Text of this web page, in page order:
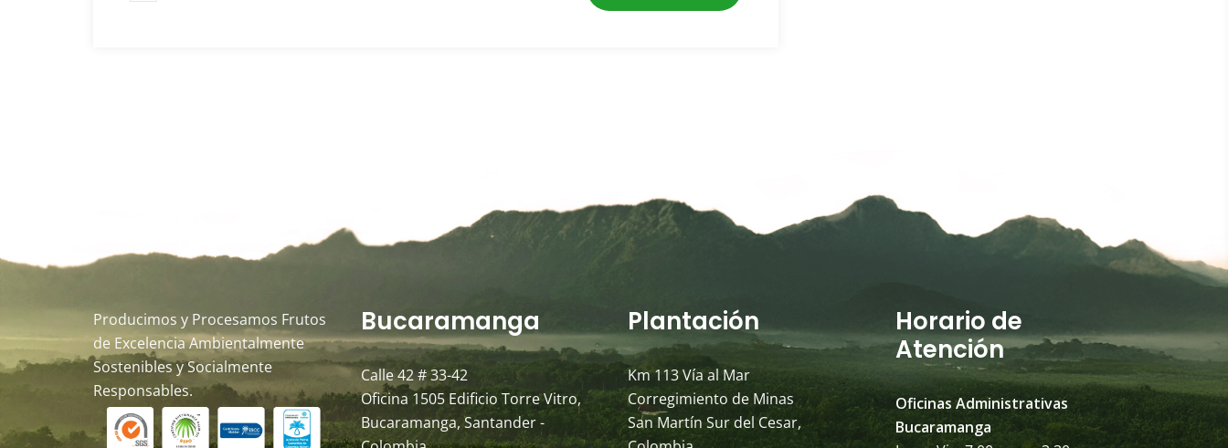
Producimos y Procesamos Frutos
de Excelencia Ambientalmente
Sostenibles y Socialmente
Responsables.
Bucaramanga
Calle 42 # 33-42
Oficina 1505 Edificio Torre Vitro,
Bucaramanga, Santander -
Plantación
Km 113 Vía al Mar
Corregimiento de Minas
San Martín Sur del Cesar,
Horario de
Atención
Oficinas Administrativas
Bucaramanga